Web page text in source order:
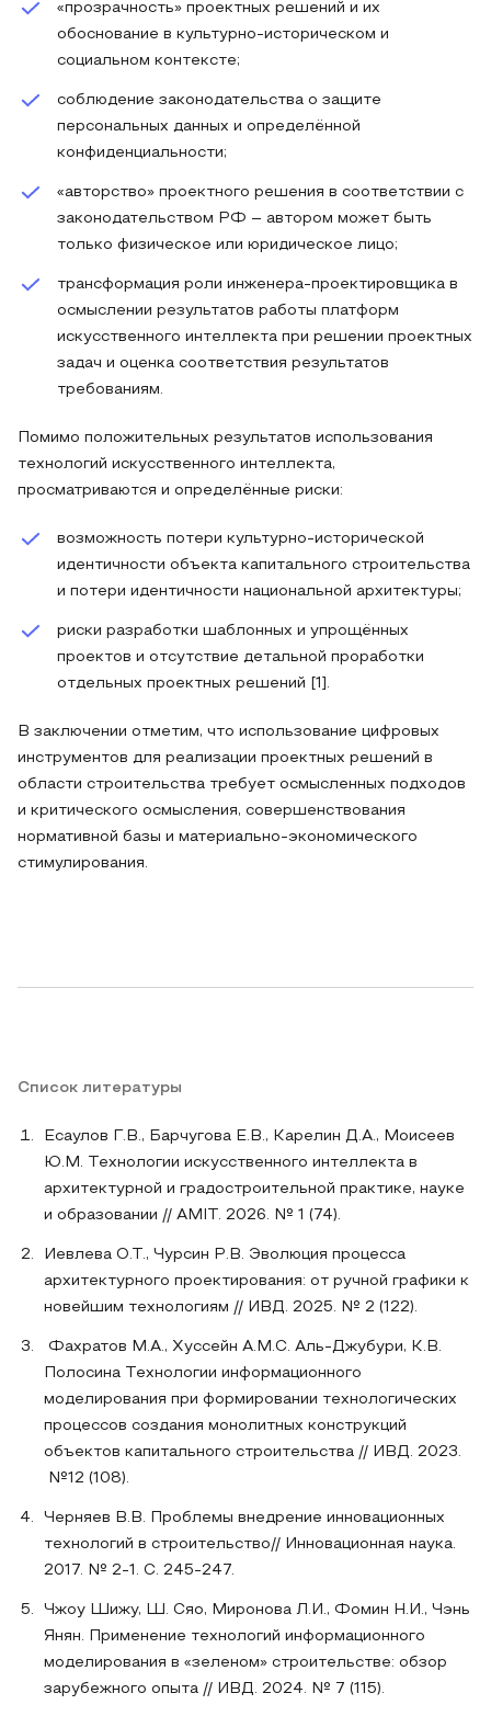
«прозрачность» проектных решений и их
обоснование в культурно-историческом и
социальном контексте;
соблюдение законодательства о защите
персональных данных и определённой
конфиденциальности;
«авторство» проектного решения в соответствии с
законодательством РФ – автором может быть
только физическое или юридическое лицо;
трансформация роли инженера-проектировщика в
осмыслении результатов работы платформ
искусственного интеллекта при решении проектных
задач и оценка соответствия результатов
требованиям.
Помимо положительных результатов использования
технологий искусственного интеллекта,
просматриваются и определённые риски:
возможность потери культурно-исторической
идентичности объекта капитального строительства
и потери идентичности национальной архитектуры;
риски разработки шаблонных и упрощённых
проектов и отсутствие детальной проработки
отдельных проектных решений [1].
В заключении отметим, что использование цифровых
инструментов для реализации проектных решений в
области строительства требует осмысленных подходов
и критического осмысления, совершенствования
нормативной базы и материально-экономического
стимулирования.
Список литературы
Есаулов Г.В., Барчугова Е.В., Карелин Д.А., Моисеев
Ю.М. Технологии искусственного интеллекта в
архитектурной и градостроительной практике, науке
и образовании // AMIT. 2026. № 1 (74).
Иевлева О.Т., Чурсин Р.В. Эволюция процесса
архитектурного проектирования: от ручной графики к
новейшим технологиям // ИВД. 2025. № 2 (122).
Фахратов М.А., Хуссейн А.М.С. Аль-Джубури, К.В.
Полосина Технологии информационного
моделирования при формировании технологических
процессов создания монолитных конструкций
объектов капитального строительства // ИВД. 2023.
№12 (108).
Черняев В.В. Проблемы внедрение инновационных
технологий в строительство// Инновационная наука.
2017. № 2-1. С. 245-247.
Чжоу Шижу, Ш. Сяо, Миронова Л.И., Фомин Н.И., Чэнь
Янян. Применение технологий информационного
моделирования в «зеленом» строительстве: обзор
зарубежного опыта // ИВД. 2024. № 7 (115).